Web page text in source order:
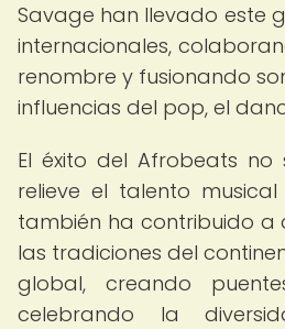
Savage han llevado este
internacionales,
renombre y fusionando
influencias del pop, el
El éxito del Afrobeats
relieve el talento
también ha contribuido a
las tradiciones del
global, creando
celebrando la